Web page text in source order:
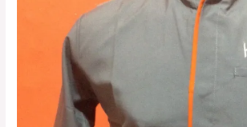
Jabodetabek